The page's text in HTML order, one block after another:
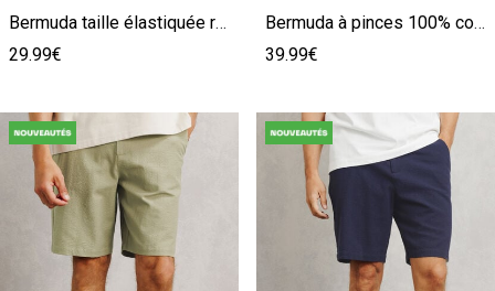
Bermuda taille élastiquée rayé
29.99€
Bermuda à pinces 100% coton rayé
39.99€